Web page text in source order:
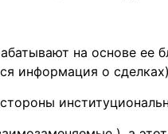
на основе ее
информация о